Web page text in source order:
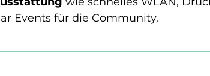
Events für die Community.